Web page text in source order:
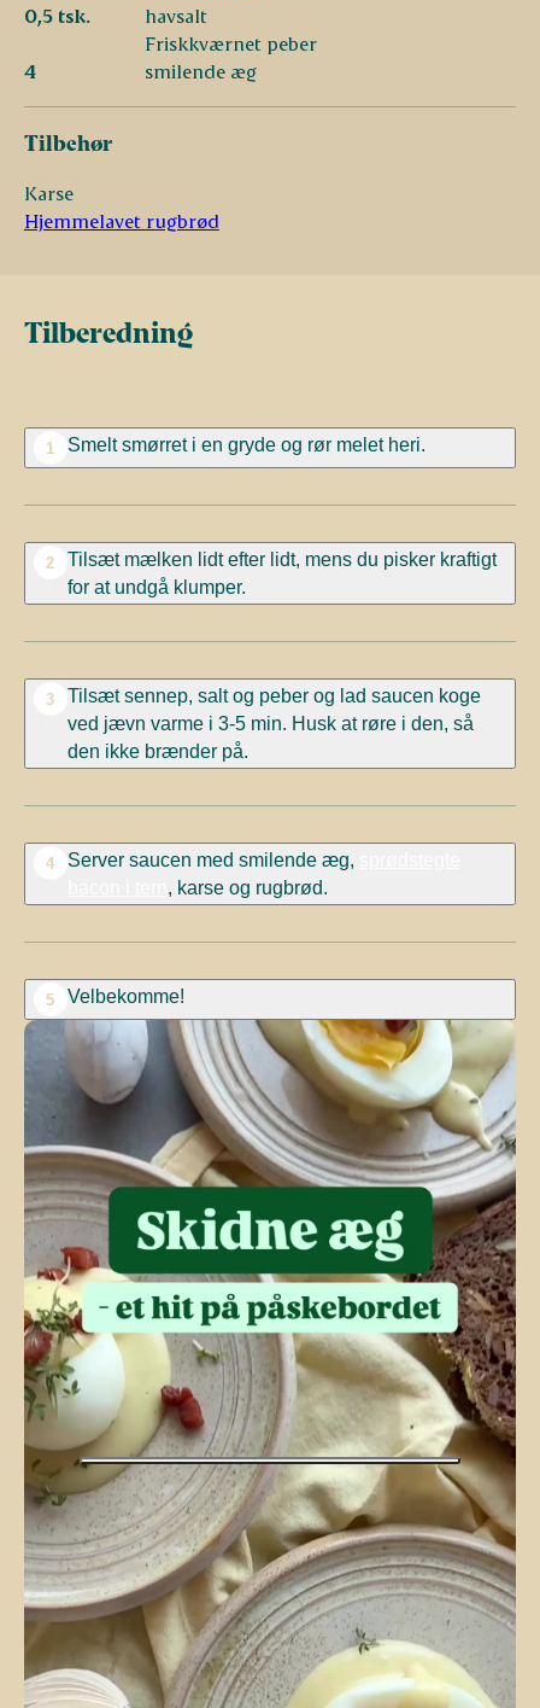
0,5 tsk.
havsalt
Friskkværnet peber
4
smilende æg
Tilbehør
Karse
Hjemmelavet rugbrød
Tilberedning
1 Smelt smørret i en gryde og rør melet heri.
2
Tilsæt mælken lidt efter lidt, mens du pisker kraftigt
for at undgå klumper.
3
Tilsæt sennep, salt og peber og lad saucen koge
ved jævn varme i 3-5 min. Husk at røre i den, så
den ikke brænder på.
4 Server saucen med smilende æg,
, karse og rugbrød.
5 Velbekomme!